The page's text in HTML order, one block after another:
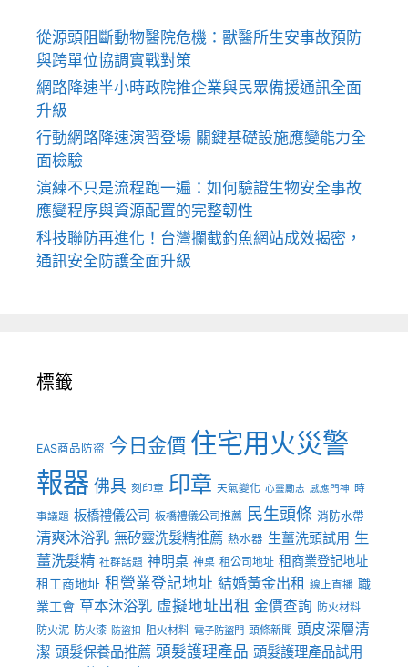
從源頭阻斷動物醫院危機：獸醫所生安事故預防
與跨單位協調實戰對策
網路降速半小時政院推企業與民眾備援通訊全面
升級
行動網路降速演習登場 關鍵基礎設施應變能力全
面檢驗
演練不只是流程跑一遍：如何驗證生物安全事故
應變程序與資源配置的完整韌性
科技聯防再進化！台灣攔截釣魚網站成效揭密，
通訊安全防護全面升級
標籤
EAS商品防盜 今日金價 住宅用火災警
報器 佛具 刻印章 印章 天氣變化 心靈勵志 感應門神 時
事議題 板橋禮儀公司 板橋禮儀公司推薦 民生頭條 消防水帶
清爽沐浴乳 無矽靈洗髮精推薦 熱水器 生薑洗頭試用 生
薑洗髮精 社群話題 神明桌 神桌 租公司地址 租商業登記地址
租工商地址 租營業登記地址 結婚黃金出租 線上直播 職
業工會 草本沐浴乳 虛擬地址出租 金價查詢 防火材料
防火泥 防火漆 防盜扣 阻火材料 電子防盜門 頭條新聞 頭皮深層清
潔 頭髮保養品推薦 頭髮護理產品 頭髮護理產品試用